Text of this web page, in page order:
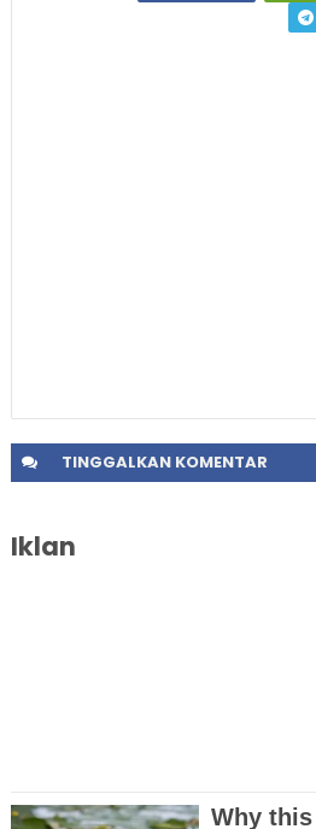
TINGGALKANKOMENTAR
Iklan